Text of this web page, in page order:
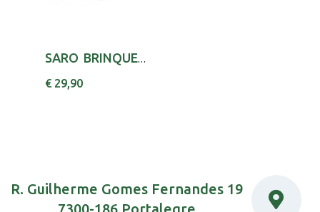
SARO BRINQUEDOS MOBIL JUNGLE PARTY 0702
€ 29,90
R. Guilherme Gomes Fernandes 19